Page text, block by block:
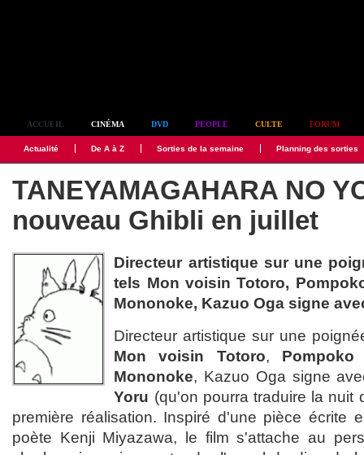
ACCUEIL CINÉMA DVD PEOPLE CULTE FORUM
Actualité De A à Z Sorties de la semaine Planning des sorties
TANEYAMAGAHARA NO
nouveau Ghibli en juillet
Directeur artistique sur une
tels Mon voisin Totoro,
Mononoke, Kazuo Oga signe
Directeur artistique sur une
Mon voisin Totoro, Pompoko
Mononoke, Kazuo Oga signe
Yoru (qu'on pourra traduire la nuit
première réalisation. Inspiré d'une pièce écrite
poète Kenji Miyazawa, le film s'attache au